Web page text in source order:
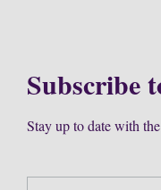
Subscribe
Stay up to date with